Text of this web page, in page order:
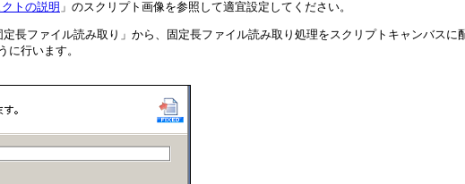
トの説明 」のスクリプト画像を参照して適宜設定してください。
長ファイル読み取り」から、固定長ファイル読み取り処理をスクリプトキャンバスに
に行います。